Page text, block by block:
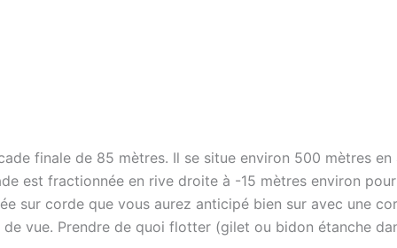
finale de 85 mètres. Il se situe environ 500 mètres
est fractionnée en rive droite à -15 mètres environ
sur corde que vous aurez anticipé bien sur avec une
vue. Prendre de quoi flotter (gilet ou bidon étanche